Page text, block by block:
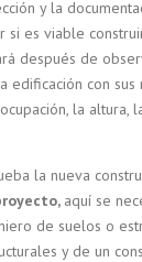
y la
si es viable
después de
edificación con sus
la altura,
la nueva
aquí se
de suelos o
y de un